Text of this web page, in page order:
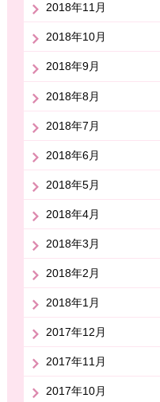
2018年11月
2018年10月
2018年9月
2018年8月
2018年7月
2018年6月
2018年5月
2018年4月
2018年3月
2018年2月
2018年1月
2017年12月
2017年11月
2017年10月